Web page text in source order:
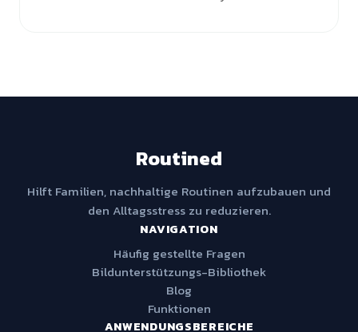
Routined
Hilft Familien, nachhaltige Routinen aufzubauen und
den Alltagsstress zu reduzieren.
NAVIGATION
Häufig gestellte Fragen
Bildunterstützungs-Bibliothek
Blog
Funktionen
ANWENDUNGSBEREICHE